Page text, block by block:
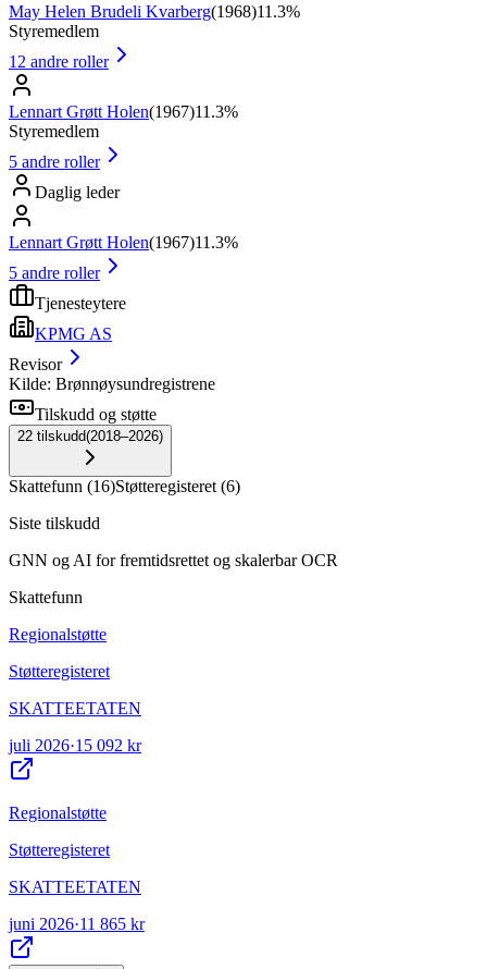
May Helen Brudeli Kvarberg(1968)11.3%
Styremedlem
12 andre roller
Lennart Grøtt Holen(1967)11.3%
Styremedlem
5 andre roller
Daglig leder
Lennart Grøtt Holen(1967)11.3%
5 andre roller
Tjenesteytere
KPMG AS
Revisor
Kilde: Brønnøysundregistrene
Tilskudd og støtte
22 tilskudd(2018–2026)
Skattefunn (16)Støtteregisteret (6)
Siste tilskudd
GNN og AI for fremtidsrettet og skalerbar OCR
Skattefunn
Regionalstøtte
Støtteregisteret
SKATTEETATEN
juli 2026·15 092 kr
Regionalstøtte
Støtteregisteret
SKATTEETATEN
juni 2026·11 865 kr